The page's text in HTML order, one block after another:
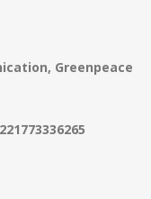
Greenpeace